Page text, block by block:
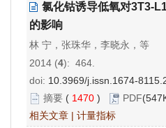
氯化钴诱导低氧对3T3-
的影响
林 宁，张珠华，李晓永，等
2014 (4): 464.
doi: 10.3969/j.issn.1674-
摘要 ( 1470 ) PDF
相关文章 | 计量指标